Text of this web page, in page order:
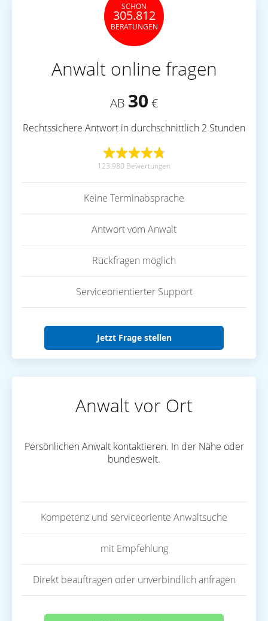
SCHON
305.812
BERATUNGEN
Anwalt online fragen
AB 30 €
Rechtssichere Antwort in durchschnittlich 2 Stunden
123.980 Bewertungen
Keine Terminabsprache
Antwort vom Anwalt
Rückfragen möglich
Serviceorientierter Support
Jetzt Frage stellen
Anwalt vor Ort
Persönlichen Anwalt kontaktieren. In der Nähe oder
bundesweit.
Kompetenz und serviceoriente Anwaltsuche
mit Empfehlung
Direkt beauftragen oder unverbindlich anfragen